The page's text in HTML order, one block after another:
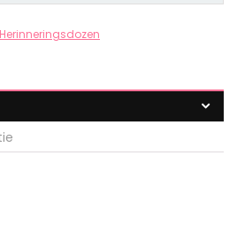
Herinneringsdozen